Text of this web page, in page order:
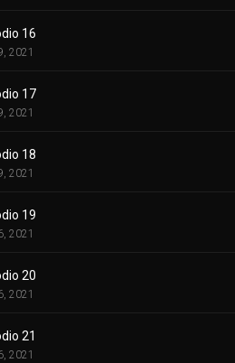
16
2021
17
2021
18
2021
19
2021
20
2021
21
2021